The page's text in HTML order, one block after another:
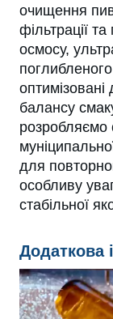
очищення
фільтрації
осмосу,
балансу
розробляємо
для
особливу
стабільної
Додаткова